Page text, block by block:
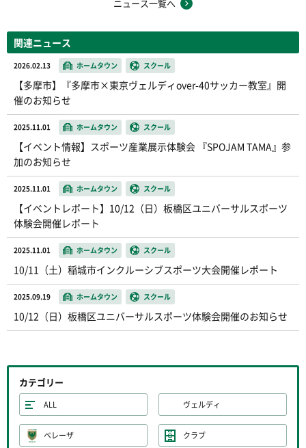
ニュース一覧へ
関連ニュース
2026.02.13 ホームタウン スクール
【多摩市】『多摩市×東京ヴェルディover-40サッカー教室』開
催のお知らせ
2025.11.01 ホームタウン スクール
【イベント情報】スポーツ産業展示体験会 『SPOJAM TAMA』参
加のお知らせ
2025.11.01 ホームタウン スクール
【イベントレポート】10/12（日）板橋区ユニバーサルスポーツ
体験会開催レポート
2025.11.01 ホームタウン スクール
10/11（土）稲城市インクルーシブスポーツ大会開催レポート
2025.09.19 ホームタウン スクール
10/12（日）板橋区ユニバーサルスポーツ体験会開催のお知らせ
カテゴリー
ALL ヴェルディ
ベレーザ クラブ